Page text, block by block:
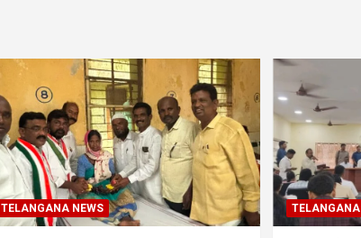
TELANGANA NEWS TELANGANA